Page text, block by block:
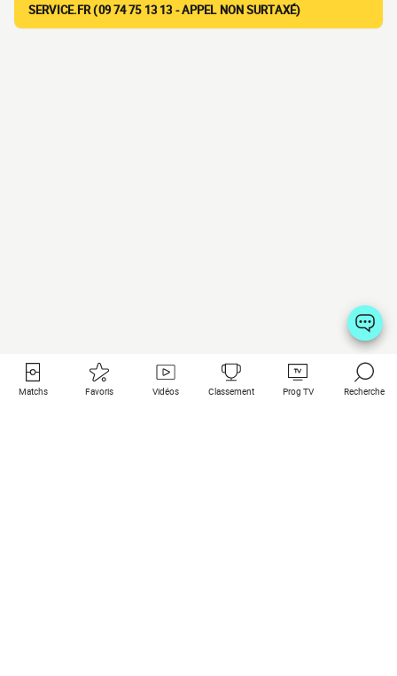
SERVICE.FR (09 74 75 13 13 - APPEL NON SURTAXÉ)
Matchs Favoris Vidéos Classement Prog TV Recherche